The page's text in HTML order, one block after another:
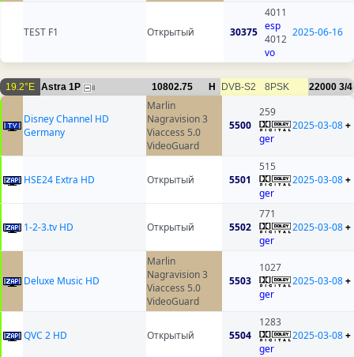
TEST F1 Открытый 30375
4011
esp
4012
vo
2025-06-16
19.2°E Astra 1P 8 10802.75 H DVB-S2 8PSK 22000 3/4
Disney Channel HD
Germany
Marlin
Nagravision 3
Viaccess 5.0
VideoGuard
5500
259
ger
2025-03-08+
HSE24 Extra HD Открытый 5501
515
ger
2025-03-08+
1-2-3.tv HD Открытый 5502
771
ger
2025-03-08+
Deluxe Music HD
Marlin
Nagravision 3
Viaccess 5.0
VideoGuard
5503
1027
ger
2025-03-08+
QVC 2 HD Открытый 5504
1283
ger
2025-03-08+